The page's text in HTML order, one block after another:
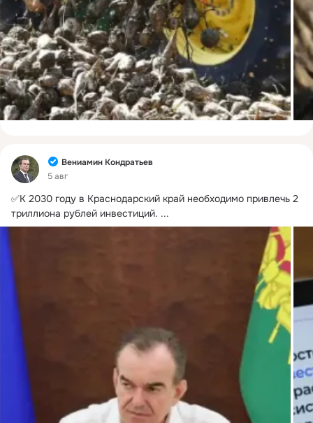
Фид
Вениамин Кондратьев
5 авг
✅К 2030 году в Краснодарский край необходимо привлечь 2
триллиона рублей инвестиций. ...